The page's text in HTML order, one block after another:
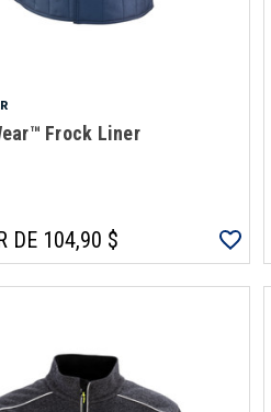
Frock Liner
DE 104,90 $